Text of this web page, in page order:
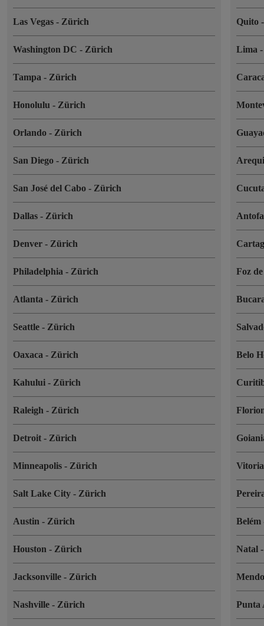
Las Vegas - Zürich
Washington DC - Zürich
Tampa - Zürich
Honolulu - Zürich
Orlando - Zürich
San Diego - Zürich
San José del Cabo - Zürich
Dallas - Zürich
Denver - Zürich
Philadelphia - Zürich
Atlanta - Zürich
Seattle - Zürich
Oaxaca - Zürich
Kahului - Zürich
Raleigh - Zürich
Detroit - Zürich
Minneapolis - Zürich
Salt Lake City - Zürich
Austin - Zürich
Houston - Zürich
Jacksonville - Zürich
Nashville - Zürich
Quito
Lima
Foz
Belo
Belém
Natal
Punta